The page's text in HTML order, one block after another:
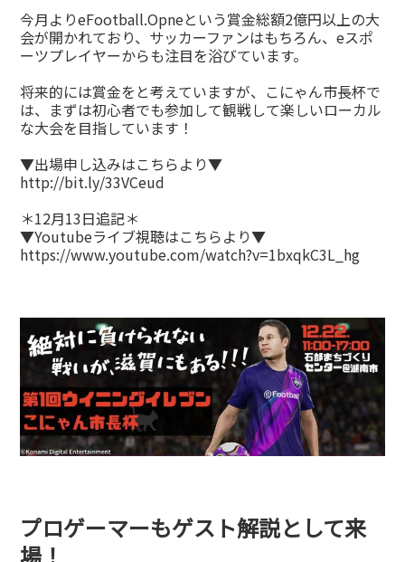
今月よりeFootball.Opneという賞金総額2億円以上の大
会が開かれており、サッカーファンはもちろん、eスポ
ーツプレイヤーからも注目を浴びています。
将来的には賞金をと考えていますが、こにゃん市長杯で
は、まずは初心者でも参加して観戦して楽しいローカル
な大会を目指しています！
▼出場申し込みはこちらより▼
http://bit.ly/33VCeud
＊12月13日追記＊
▼Youtubeライブ視聴はこちらより▼
https://www.youtube.com/watch?v=1bxqkC3L_hg
プロゲーマーもゲスト解説として来
場！